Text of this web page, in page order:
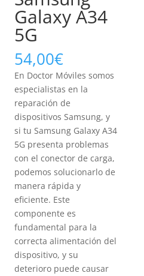
Galaxy A34
5G
54,00€
En Doctor Móviles somos
especialistas en la
reparación de
dispositivos Samsung, y
si tu Samsung Galaxy A34
5G presenta problemas
con el conector de carga,
podemos solucionarlo de
manera rápida y
eficiente. Este
componente es
fundamental para la
correcta alimentación del
dispositivo, y su
deterioro puede causar